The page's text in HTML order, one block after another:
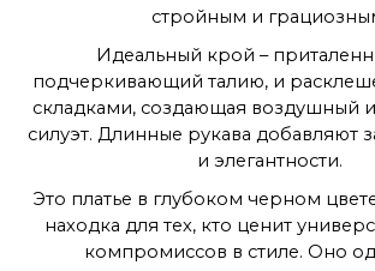
стройным и
Идеальный крой –
подчеркивающий талию, и
складками, создающая воздушный
силуэт. Длинные рукава добавляют
и элегантности.
Это платье в глубоком черном
находка для тех, кто ценит
компромиссов в стиле. Оно